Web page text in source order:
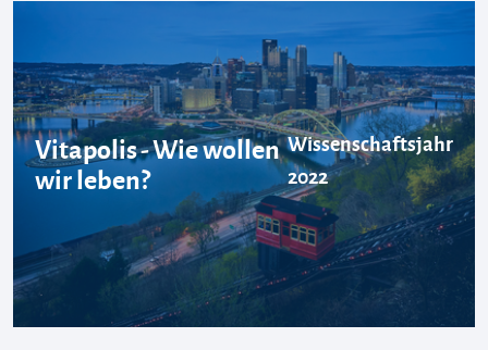
Vitapolis - Wie wollen
wir leben?
Wissenschaftsjahr
2022